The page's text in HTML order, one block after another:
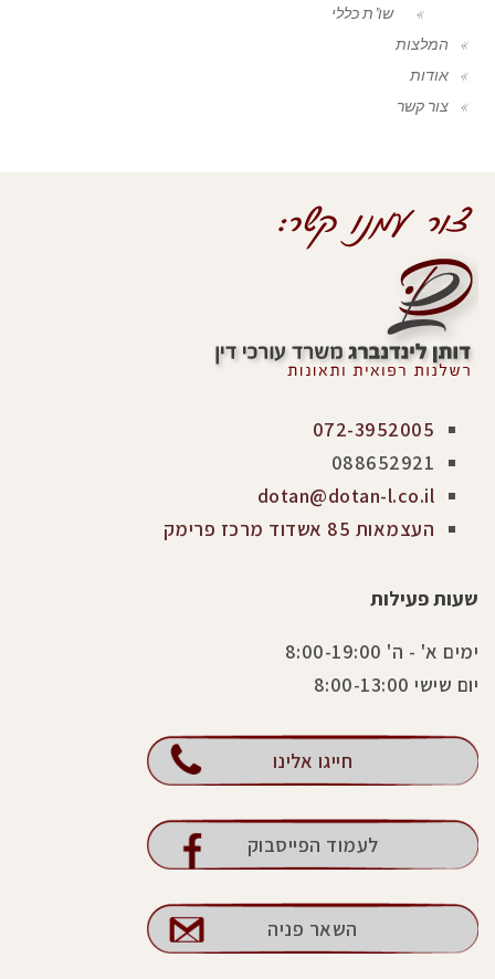
שו"ת כללי
המלצות
אודות
צור קשר
072-3952005
088652921
dotan@dotan-l.co.il
העצמאות 85 אשדוד מרכז פרימק
שעות פעילות
ימים א' - ה' 8:00-19:00
יום שישי 8:00-13:00
חייגו אלינו
לעמוד הפייסבוק
השאר פניה